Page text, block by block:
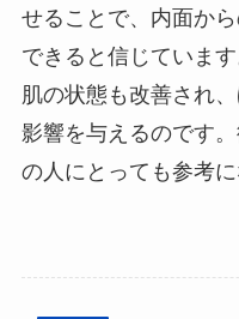
せることで、内面か
できると信じていま
肌の状態も改善され
影響を与えるのです
の人にとっても参考に